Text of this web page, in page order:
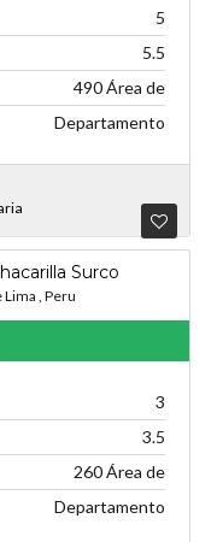
5
5.5
490 Área de
Departamento
Surco
Lima , Peru
3
3.5
260 Área de
Departamento